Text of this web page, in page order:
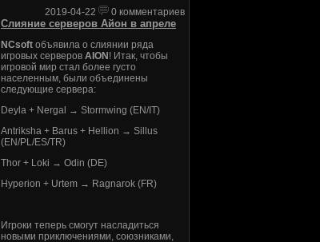
2019-04-22 0 комментариев
Слияние серверов Айон в апреле
NCsoft объявила о слиянии ряда
игровых серверов AION ! Итак, чтобы
игровой мир стал более густо
населенным, были объединены
следующие сервера:
Deyla + Nergal → Stormwing (EN/IT)
Antriksha + Barus + Hellion → Sillus
(EN/PL/ES/TR)
Thor + Loki → Odin (DE)
Hyperion + Urtem → Ragnarok (FR)
Игроки теперь смогут насладиться
новыми приключениями, союзниками,